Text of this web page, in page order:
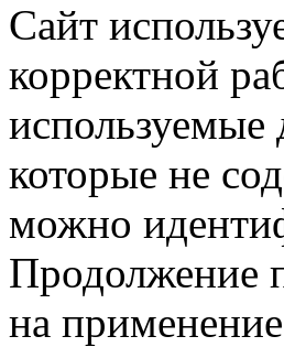
Сайт
корректной
используемые
которые не
можно
Продолжение
на